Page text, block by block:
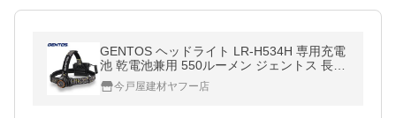
GENTOS ヘッドライト LR-H534H 専用充電
池 乾電池兼用 550ルーメン ジェントス 長時
間 12時間点灯 災害 防災 キャンプ 警察 消防
登山 遭難 夜釣り
今戸屋建材ヤフー店